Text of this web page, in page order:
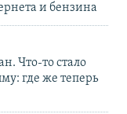
и бензина
Что-то стало
где же теперь